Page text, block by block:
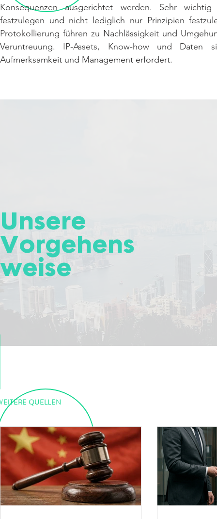
Konsequenzen ausgerichtet werden. Sehr
festzulegen und nicht lediglich nur Prinzipien
Protokollierung führen zu Nachlässigkeit und
Veruntreuung. IP-Assets, Know-how und Daten
Aufmerksamkeit und Management erfordert.
Unsere
Vorgehens
weise
QUELLEN